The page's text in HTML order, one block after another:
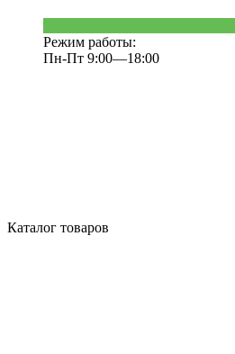
Режим работы:
Пн-Пт 9:00—18:00
Каталог товаров